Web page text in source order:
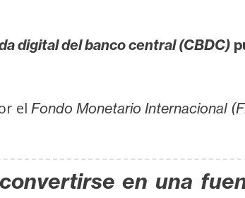
digital del banco central (CBDC)
el Fondo Monetario Internacional
en una